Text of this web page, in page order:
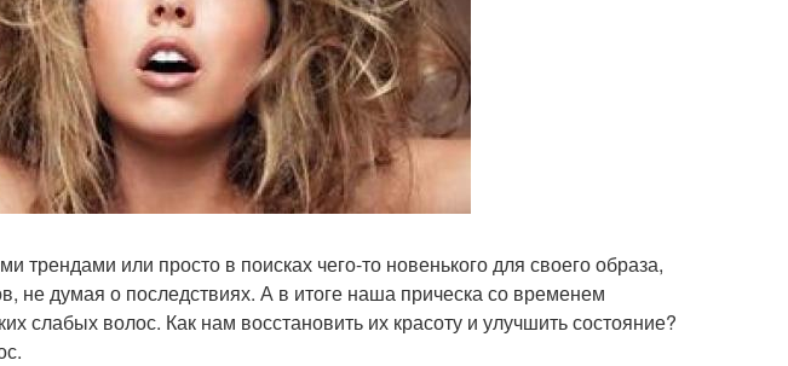
трендами или просто в поисках чего-то новенького для своего образа,
не думая о последствиях. А в итоге наша прическа со временем
слабых волос. Как нам восстановить их красоту и улучшить состояние?